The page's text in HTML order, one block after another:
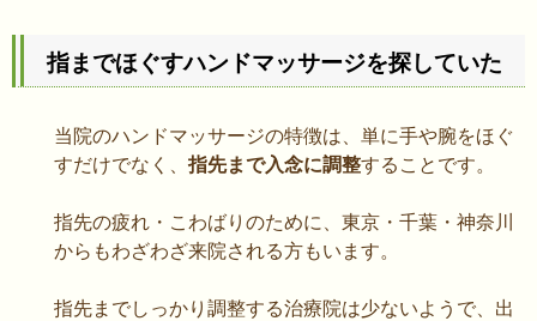
指までほぐすハンドマッサージを探していた
当院のハンドマッサージの特徴は、単に手や腕をほぐ
すだけでなく、 指先まで入念に調整することです。
指先の疲れ・こわばりのために、東京・千葉・神奈川
からもわざわざ来院される方もいます。
指先までしっかり調整する治療院は少ないようで、出